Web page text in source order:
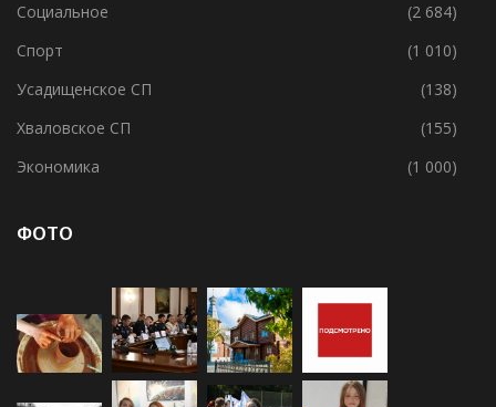
Социальное
(2 684)
Спорт
(1 010)
Усадищенское СП
(138)
Хваловское СП
(155)
Экономика
(1 000)
ФОТО